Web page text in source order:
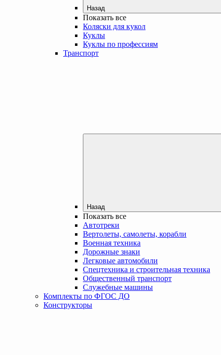
Назад
Показать все
Коляски для кукол
Куклы
Куклы по профессиям
Транспорт
Назад
Показать все
Автотреки
Вертолеты, самолеты, корабли
Военная техника
Дорожные знаки
Легковые автомобили
Спецтехника и строительная техника
Общественный транспорт
Служебные машины
Комплекты по ФГОС ДО
Конструкторы